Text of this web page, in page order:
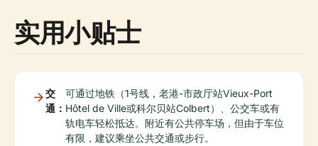
实用小贴士
交
通：
可通过地铁（1号线，老港-市政厅站Vieux-Port
Hôtel de Ville或科尔贝站Colbert）、公交车或有
轨电车轻松抵达。附近有公共停车场，但由于车位
有限，建议乘坐公共交通或步行。